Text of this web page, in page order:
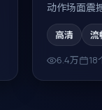
动作场面震
高清
流
6.4万
18